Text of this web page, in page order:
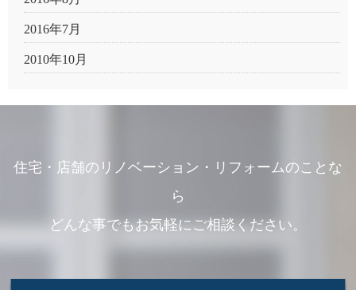
2016年7月
2010年10月
住宅・店舗のリノベーション・リフォームのことな
ら
どんな事でもお気軽にご相談ください。